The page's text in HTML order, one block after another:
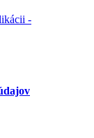
-